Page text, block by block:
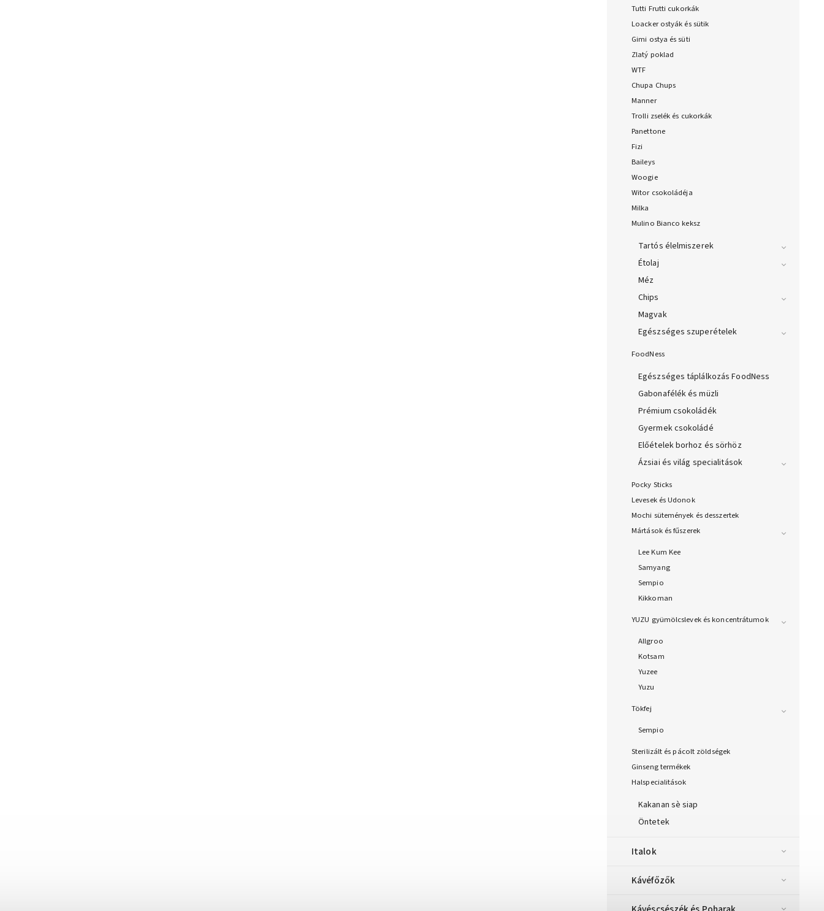
Tutti Frutti cukorkák
Loacker ostyák és sütik
Gimi ostya és süti
Zlatý poklad
WTF
Chupa Chups
Manner
Trolli zselék és cukorkák
Panettone
Fizi
Baileys
Woogie
Witor csokoládéja
Milka
Mulino Bianco keksz
Tartós élelmiszerek
Étolaj
Méz
Chips
Magvak
Egészséges szuperételek
FoodNess
Egészséges táplálkozás FoodNess
Gabonafélék és müzli
Prémium csokoládék
Gyermek csokoládé
Előételek borhoz és sörhöz
Ázsiai és világ specialitások
Pocky Sticks
Levesek és Udonok
Mochi sütemények és desszertek
Mártások és fűszerek
Lee Kum Kee
Samyang
Sempio
Kikkoman
YUZU gyümölcslevek és koncentrátumok
Allgroo
Kotsam
Yuzee
Yuzu
Tökfej
Sempio
Sterilizált és pácolt zöldségek
Ginseng termékek
Halspecialitások
Kakanan sè siap
Öntetek
Italok
Kávéfőzők